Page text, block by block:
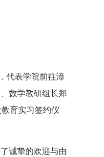
代表学院前往漳
数学教研组长郑
育实习签约仪
诚挚的欢迎与由